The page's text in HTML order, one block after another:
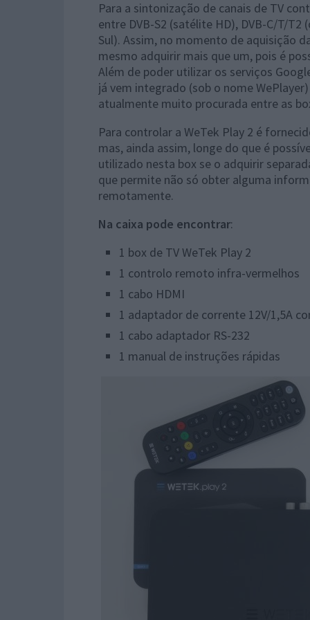
Para a sintonização de canais de TV
entre DVB-S2 (satélite HD), DVB-C/T/T2
Sul). Assim, no momento de aquisição
mesmo adquirir mais que um, pois é
Além de poder utilizar os serviços
já vem integrado (sob o nome
atualmente muito procurada entre as
Para controlar a WeTek Play 2 é
mas, ainda assim, longe do que é
utilizado nesta box se o adquirir
que permite não só obter alguma
remotamente.
Na caixa pode encontrar:
1 box de TV WeTek Play 2
1 controlo remoto infra-vermelhos
1 cabo HDMI
1 adaptador de corrente 12V/1,5A
1 cabo adaptador RS-232
1 manual de instruções rápidas